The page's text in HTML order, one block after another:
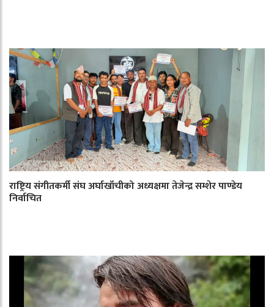
राष्ट्रिय संगीतकर्मी संघ अर्घाखाँचीको अध्यक्षमा तेजेन्द्र सम्शेर पाण्डेय
निर्वाचित